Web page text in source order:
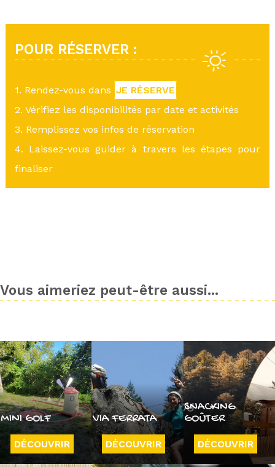
POUR RÉSERVER :
1. Rendez-vous dans JE RÉSERVE
2. Vérifiez les disponibilités par date et activités
3. Remplissez vos infos de réservation
4. Laissez-vous guider à travers les étapes pour
finaliser
Vous aimeriez peut-être aussi...
MINI GOLF
DÉCOUVRIR
VIA FERRATA
DÉCOUVRIR
SNACKING
GOÛTER
DÉCOUVRIR